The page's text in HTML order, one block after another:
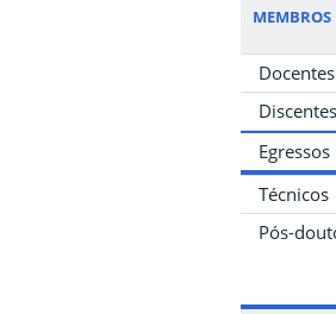
MEMBROS
Docentes
Discentes
Egressos
Técnicos
Pós-